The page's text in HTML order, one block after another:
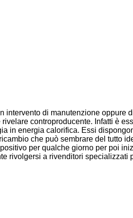
intervento di manutenzione oppure
controproducente. Infatti è
in energia calorifica. Essi
che può sembrare del tutto
per qualche giorno per poi
rivolgersi a rivenditori specializzati